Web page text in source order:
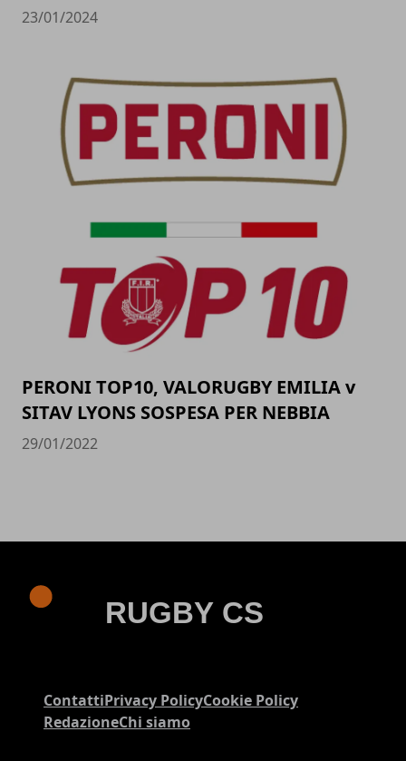
23/01/2024
PERONI TOP10, VALORUGBY EMILIA v
SITAV LYONS SOSPESA PER NEBBIA
29/01/2022
ContattiPrivacy PolicyCookie Policy
RedazioneChi siamo